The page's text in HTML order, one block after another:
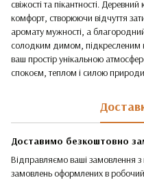
свіжості та пікантності.
комфорт, створюючи відчуття
аромату мужності, а
солодким димом, підкресленим
ваш простір унікальною
спокоєм, теплом і силою
Доставимо безкоштовно
Відправляємо ваші замовлення з
замовлень оформлених в